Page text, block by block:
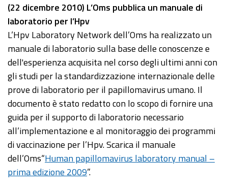
(22 dicembre 2010) L’Oms pubblica un manuale di
laboratorio per l’Hpv
L’Hpv Laboratory Network dell’Oms ha realizzato un
manuale di laboratorio sulla base delle conoscenze e
dell'esperienza acquisita nel corso degli ultimi anni con
gli studi per la standardizzazione internazionale delle
prove di laboratorio per il papillomavirus umano. Il
documento è stato redatto con lo scopo di fornire una
guida per il supporto di laboratorio necessario
all’implementazione e al monitoraggio dei programmi
di vaccinazione per l’Hpv. Scarica il manuale
dell’Oms“Human papillomavirus laboratory manual –
prima edizione 2009”.